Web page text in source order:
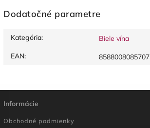
Dodatočné parametre
Kategória:
Biele vína
EAN: 8588008085707
Informácie
Obchodné podmienky